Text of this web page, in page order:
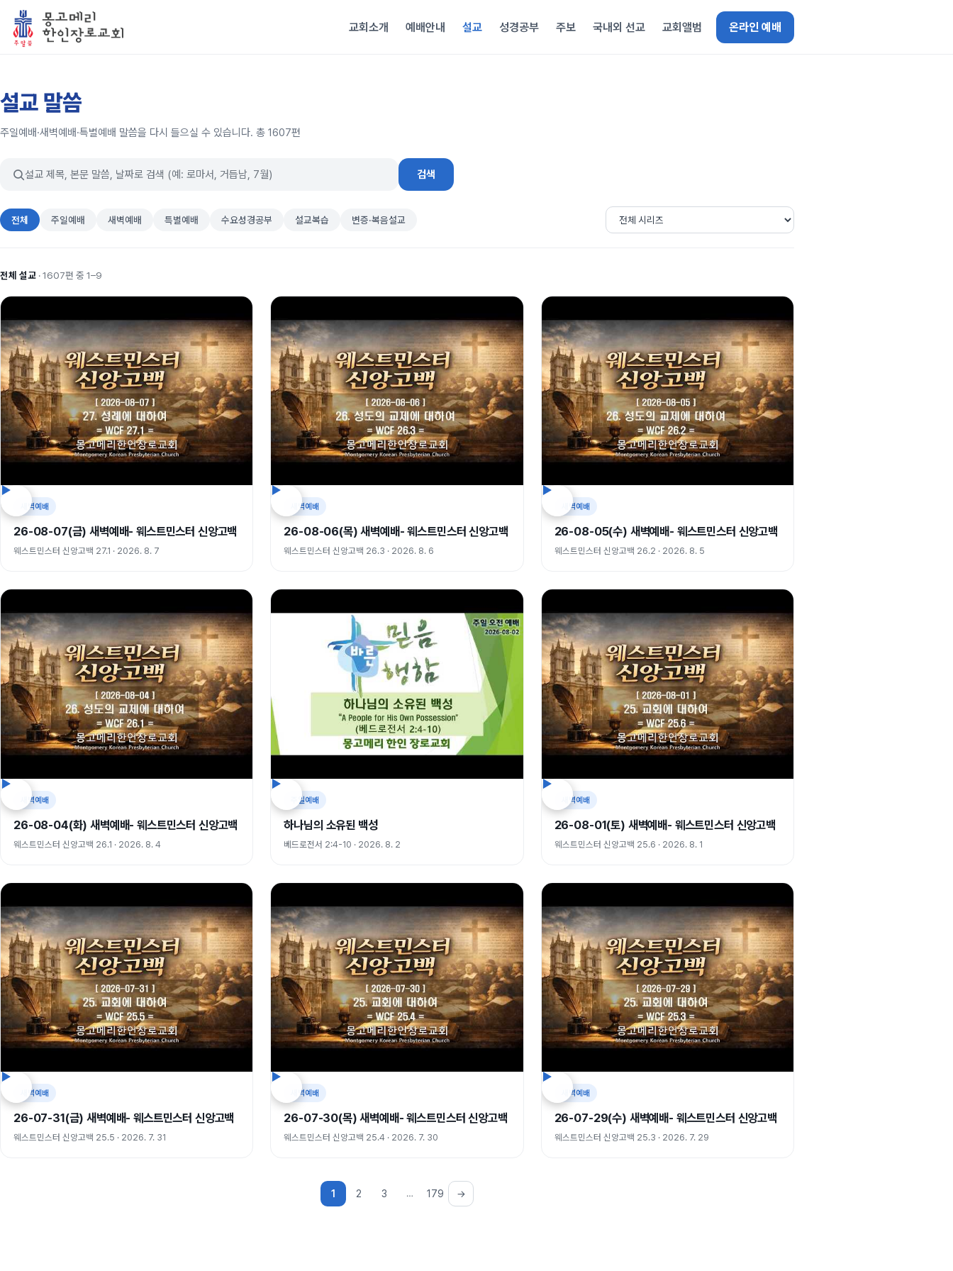
교회소개 예배안내 설교 성경공부 주보 국내외 선교 교회앨범 온라인 예배
설교 말씀
주일예배·새벽예배·특별예배 말씀을 다시 들으실 수 있습니다. 총 1607편
검색
전체 주일예배 새벽예배 특별예배 수요성경공부 설교복습 변증·복음설교
전체 설교 · 1607편 중 1–9
새벽예배
26-08-07(금) 새벽예배- 웨스트민스터 신앙고백
웨스트민스터 신앙고백 27.1 · 2026. 8. 7
새벽예배
26-08-06(목) 새벽예배- 웨스트민스터 신앙고백
웨스트민스터 신앙고백 26.3 · 2026. 8. 6
새벽예배
26-08-05(수) 새벽예배- 웨스트민스터 신앙고백
웨스트민스터 신앙고백 26.2 · 2026. 8. 5
새벽예배
26-08-04(화) 새벽예배- 웨스트민스터 신앙고백
웨스트민스터 신앙고백 26.1 · 2026. 8. 4
주일예배
하나님의 소유된 백성
베드로전서 2:4-10 · 2026. 8. 2
새벽예배
26-08-01(토) 새벽예배- 웨스트민스터 신앙고백
웨스트민스터 신앙고백 25.6 · 2026. 8. 1
새벽예배
26-07-31(금) 새벽예배- 웨스트민스터 신앙고백
웨스트민스터 신앙고백 25.5 · 2026. 7. 31
새벽예배
26-07-30(목) 새벽예배- 웨스트민스터 신앙고백
웨스트민스터 신앙고백 25.4 · 2026. 7. 30
새벽예배
26-07-29(수) 새벽예배- 웨스트민스터 신앙고백
웨스트민스터 신앙고백 25.3 · 2026. 7. 29
1 2 3 … 179 →